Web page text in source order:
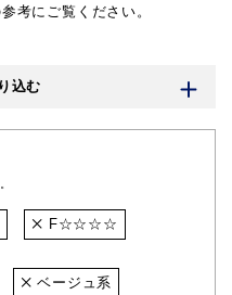
考にご覧ください。
込む
F☆☆☆☆
ベージュ系